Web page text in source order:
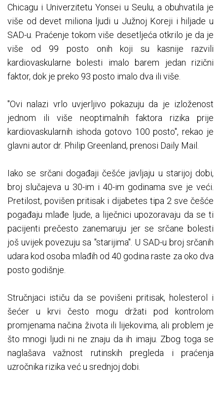
Chicagu i Univerzitetu Yonsei u Seulu, a obuhvatila je
više od devet miliona ljudi u Južnoj Koreji i hiljade u
SAD-u. Praćenje tokom više desetljeća otkrilo je da je
više od 99 posto onih koji su kasnije razvili
kardiovaskularne bolesti imalo barem jedan rizični
faktor, dok je preko 93 posto imalo dva ili više.
"Ovi nalazi vrlo uvjerljivo pokazuju da je izloženost
jednom ili više neoptimalnih faktora rizika prije
kardiovaskularnih ishoda gotovo 100 posto", rekao je
glavni autor dr. Philip Greenland, prenosi Daily Mail.
Iako se srčani događaji češće javljaju u starijoj dobi,
broj slučajeva u 30-im i 40-im godinama sve je veći.
Pretilost, povišen pritisak i dijabetes tipa 2 sve češće
pogađaju mlađe ljude, a liječnici upozoravaju da se ti
pacijenti prečesto zanemaruju jer se srčane bolesti
još uvijek povezuju sa "starijima". U SAD-u broj srčanih
udara kod osoba mlađih od 40 godina raste za oko dva
posto godišnje.
Stručnjaci ističu da se povišeni pritisak, holesterol i
šećer u krvi često mogu držati pod kontrolom
promjenama načina života ili lijekovima, ali problem je
što mnogi ljudi ni ne znaju da ih imaju. Zbog toga se
naglašava važnost rutinskih pregleda i praćenja
uzročnika rizika već u srednjoj dobi.